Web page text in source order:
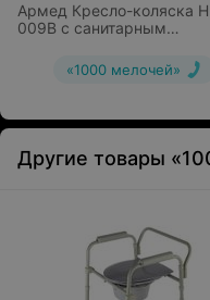
Армед Кресло-коляска H
009B с санитарным
«1000 мелочей»
Другие товары